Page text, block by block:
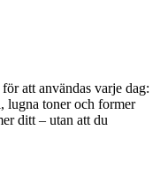
att användas varje dag:
lugna toner och former
ditt – utan att du